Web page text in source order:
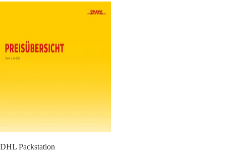
DHL Packstation